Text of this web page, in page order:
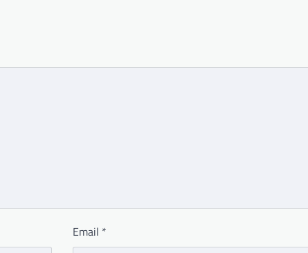
Email *